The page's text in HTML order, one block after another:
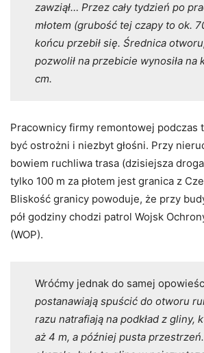
zawziął… Przez cały tydzień po
młotem (grubość tej czapy to ok.
końcu przebił się. Średnica
pozwolił na przebicie wynosiła na
cm.
Pracownicy firmy remontowej podczas
być ostrożni i niezbyt głośni. Przy
bowiem ruchliwa trasa (dzisiejsza
tylko 100 m za płotem jest granica z
Bliskość granicy powoduje, że przy
pół godziny chodzi patrol Wojsk
(WOP).
Wróćmy jednak do samej
postanawiają spuścić do otworu
razu natrafiają na podkład z gliny,
aż 4 m, a później pusta